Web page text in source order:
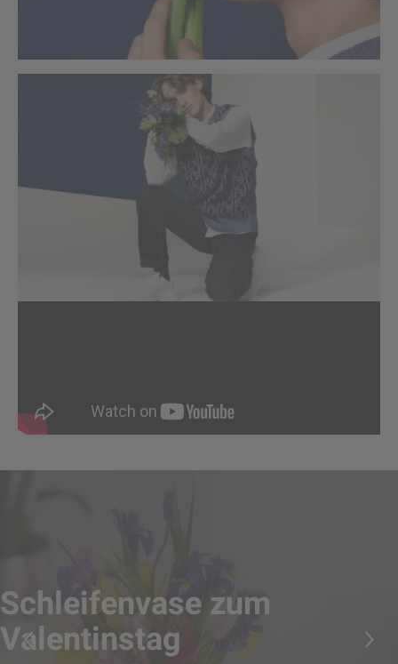
Schleifenvase zum
Valentinstag